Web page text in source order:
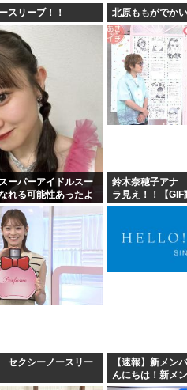
リーブ！！ 北原ももがでかい
ーパーアイドルスー
れる可能性あったよ
鈴木奈穂子アナ
ラ見え！！【GIF
セクシーノースリー
【速報】新メン
んにちは！新メ